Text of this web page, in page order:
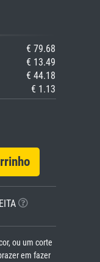
€ 79.68
€ 13.49
€ 44.18
€ 1.13
ou um corte
em fazer